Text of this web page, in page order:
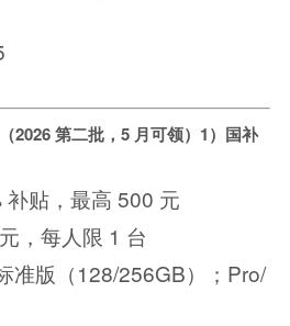
2026 第二批，5 月可领） 1）国补
补贴，最高 500 元
，每人限 1 台
准版（128/256GB）；Pro/